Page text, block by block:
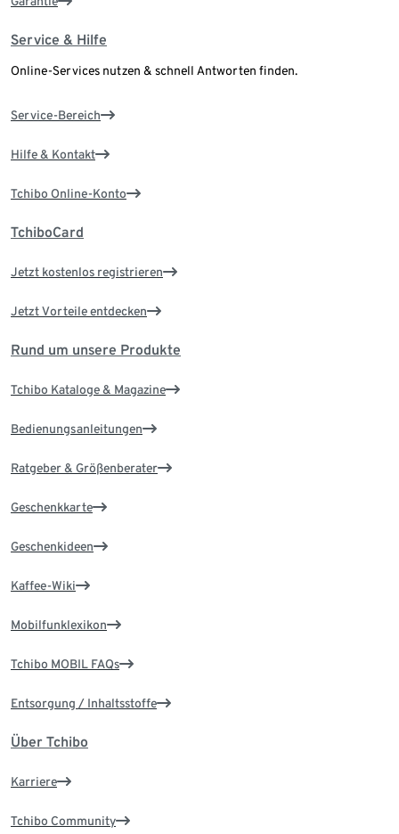
Service & Hilfe
Online-Services nutzen & schnell Antworten finden.
Service-Bereich
Hilfe & Kontakt
Tchibo Online-Konto
TchiboCard
Jetzt kostenlos registrieren
Jetzt Vorteile entdecken
Rund um unsere Produkte
Tchibo Kataloge & Magazine
Bedienungsanleitungen
Ratgeber & Größenberater
Geschenkkarte
Geschenkideen
Kaffee-Wiki
Mobilfunklexikon
Tchibo MOBIL FAQs
Entsorgung / Inhaltsstoffe
Über Tchibo
Karriere
Tchibo Community